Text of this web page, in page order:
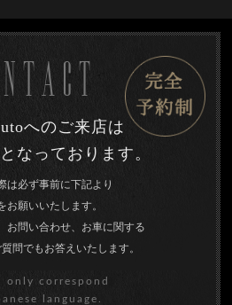
へのご来店は
なっております。
は必ず事前に下記より
お願いいたします。
お問い合わせ、お車に関する
問でもお答えいたします。
only correspond
language.